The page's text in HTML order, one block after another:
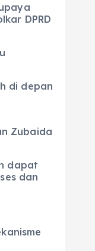
DPRD
di depan
Zubaida
dapat
dan